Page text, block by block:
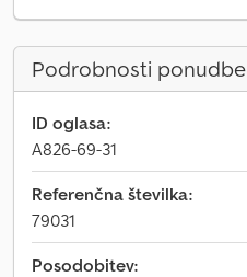
Podrobnosti ponudbe
ID oglasa:
A826-69-31
Referenčna številka:
79031
Posodobitev: